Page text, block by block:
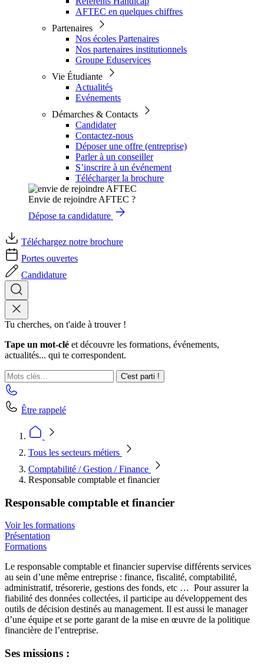
AFTEC en quelques chiffres
Partenaires
Nos écoles Partenaires
Nos partenaires institutionnels
Groupe Eduservices
Vie Étudiante
Actualités
Evénements
Démarches & Contacts
Candidater
Contactez-nous
Déposer une offre (entreprise)
Parler à un conseiller
S’inscrire à un événement
Télécharger la brochure
Envie de rejoindre AFTEC ?
Dépose ta candidature
Téléchargez notre brochure
Portes ouvertes
Candidature
Tu cherches, on t'aide à trouver !
Tape un mot-clé et découvre les formations, événements,
actualités... qui te correspondent.
C'est parti !
Être rappelé
Tous les secteurs métiers
Comptabilité / Gestion / Finance
Responsable comptable et financier
Responsable comptable et financier
Voir les formations
Présentation
Formations
Le responsable comptable et financier supervise différents services
au sein d’une même entreprise : finance, fiscalité, comptabilité,
administratif, trésorerie, gestions des fonds, etc … Pour assurer la
fiabilité des données collectées, il participe au développement des
outils de décision destinés au management. Il est aussi le manager
d’une équipe et se porte garant de la mise en œuvre de la politique
financière de l’entreprise.
Ses missions :